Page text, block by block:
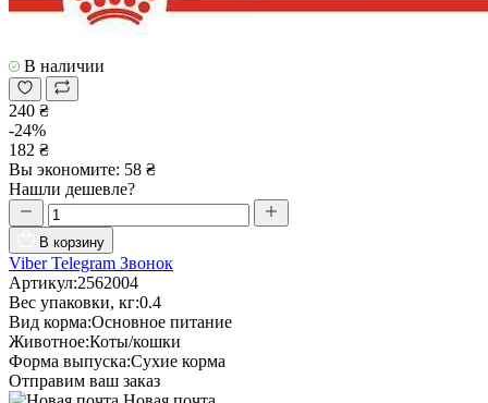
В наличии
240 ₴
-24%
182 ₴
Вы экономите: 58 ₴
Нашли дешевле?
В корзину
ViberTelegram Звонок
Артикул:2562004
Вес упаковки, кг:0.4
Вид корма:Основное питание
Животное:Коты/кошки
Форма выпуска:Сухие корма
Отправим ваш заказ